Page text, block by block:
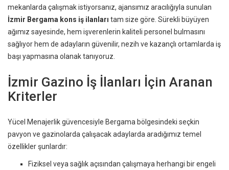
mekanlarda çalışmak istiyorsanız, ajansımız aracılığıyla sunulan
İzmir Bergama kons iş ilanları tam size göre. Sürekli büyüyen
ağımız sayesinde, hem işverenlerin kaliteli personel bulmasını
sağlıyor hem de adayların güvenilir, nezih ve kazançlı ortamlarda iş
başı yapmasına olanak tanıyoruz.
İzmir Gazino İş İlanları İçin Aranan
Kriterler
Yücel Menajerlik güvencesiyle Bergama bölgesindeki seçkin
pavyon ve gazinolarda çalışacak adaylarda aradığımız temel
özellikler şunlardır:
Fiziksel veya sağlık açısından çalışmaya herhangi bir engeli